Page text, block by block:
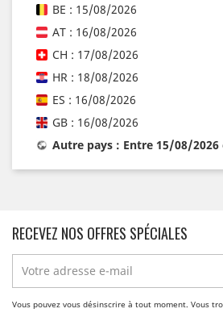
BE : 15/08/2026
AT : 16/08/2026
CH : 17/08/2026
HR : 18/08/2026
ES : 16/08/2026
GB : 16/08/2026
Autre pays : Entre 15/08/
RECEVEZ NOS OFFRES SPÉCIALES
Vous pouvez vous désinscrire à tout moment. Vous